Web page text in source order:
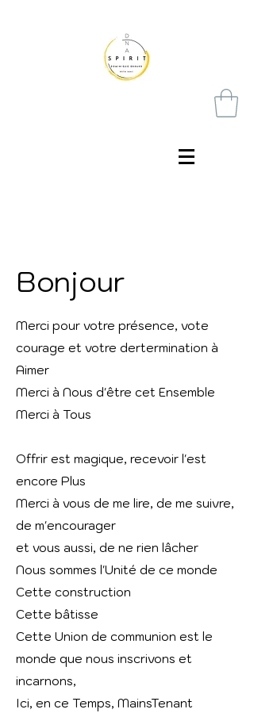
Bonjour
Merci pour votre présence, vote
courage et votre dertermination à
Aimer
Merci à Nous d'être cet Ensemble
Merci à Tous
Offrir est magique, recevoir l'est
encore Plus
Merci à vous de me lire, de me suivre,
de m'encourager
et vous aussi, de ne rien lâcher
Nous sommes l'Unité de ce monde
Cette construction
Cette bâtisse
Cette Union de communion est le
monde que nous inscrivons et
incarnons,
Ici, en ce Temps, MainsTenant